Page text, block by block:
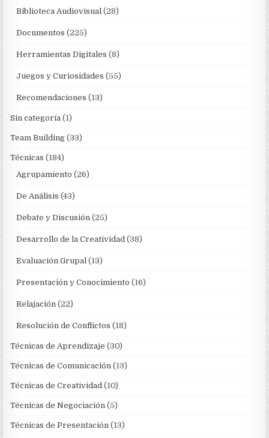
Biblioteca Audiovisual (28)
Documentos (225)
Herramientas Digitales (8)
Juegos y Curiosidades (55)
Recomendaciones (13)
Sin categoría (1)
Team Building (33)
Técnicas (184)
Agrupamiento (26)
De Análisis (43)
Debate y Discusión (25)
Desarrollo de la Creatividad (38)
Evaluación Grupal (13)
Presentación y Conocimiento (16)
Relajación (22)
Resolución de Conflictos (18)
Técnicas de Aprendizaje (30)
Técnicas de Comunicación (13)
Técnicas de Creatividad (10)
Técnicas de Negociación (5)
Técnicas de Presentación (13)